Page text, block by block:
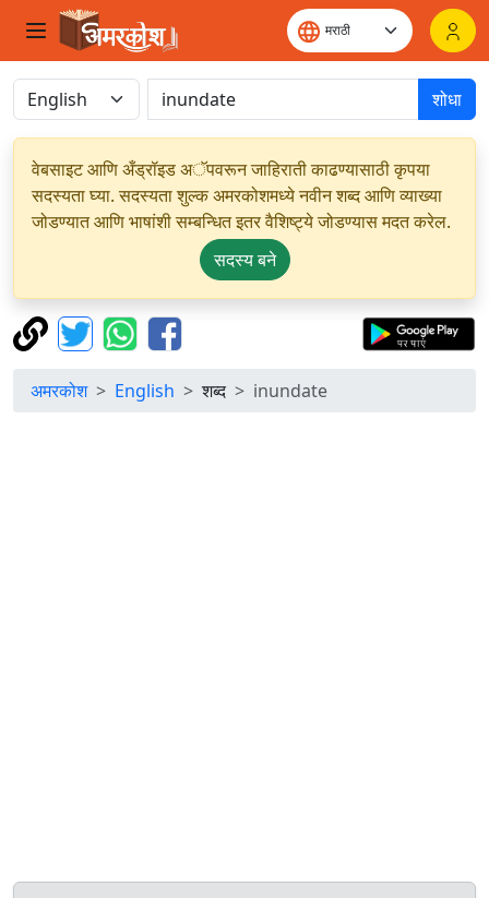
शोधा
वेबसाइट आणि अँड्रॉइड अॅपवरून जाहिराती काढण्यासाठी कृपया
सदस्यता घ्या. सदस्यता शुल्क अमरकोशमध्ये नवीन शब्द आणि व्याख्या
जोडण्यात आणि भाषांशी सम्बन्धित इतर वैशिष्ट्ये जोडण्यास मदत करेल.
सदस्य बने
अमरकोश English शब्द inundate